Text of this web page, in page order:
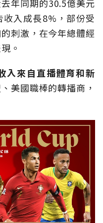
年同期的30.5億美元
入成長8%，部份受
刺激，在今年總體經
。
入來自直播體育和新
美國職棒的轉播商，